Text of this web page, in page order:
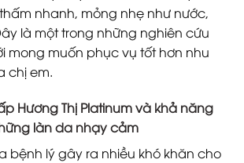
nhanh, mỏng nhẹ như nước,
là một trong những nghiên cứu
mong muốn phục vụ tốt hơn nhu
chị em.
Hương Thị Platinum và khả năng
làn da nhạy cảm
bệnh lý gây ra nhiều khó khăn cho